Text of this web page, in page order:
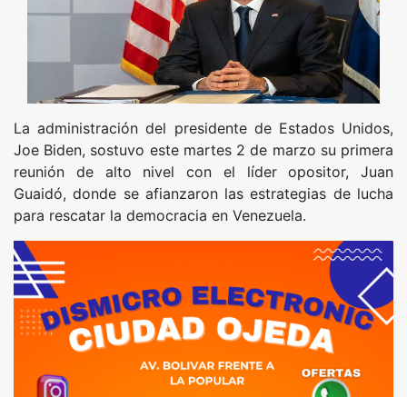
La administración del presidente de Estados Unidos,
Joe Biden, sostuvo este martes 2 de marzo su primera
reunión de alto nivel con el líder opositor, Juan
Guaidó, donde se afianzaron las estrategias de lucha
para rescatar la democracia en Venezuela.